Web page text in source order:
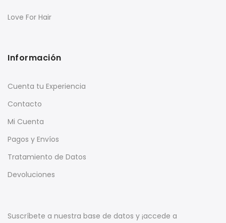
Love For Hair
Información
Cuenta tu Experiencia
Contacto
Mi Cuenta
Pagos y Envíos
Tratamiento de Datos
Devoluciones
Suscríbete a nuestra base de datos y ¡accede a